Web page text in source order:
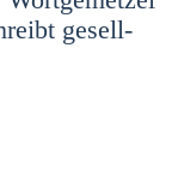
gesell­